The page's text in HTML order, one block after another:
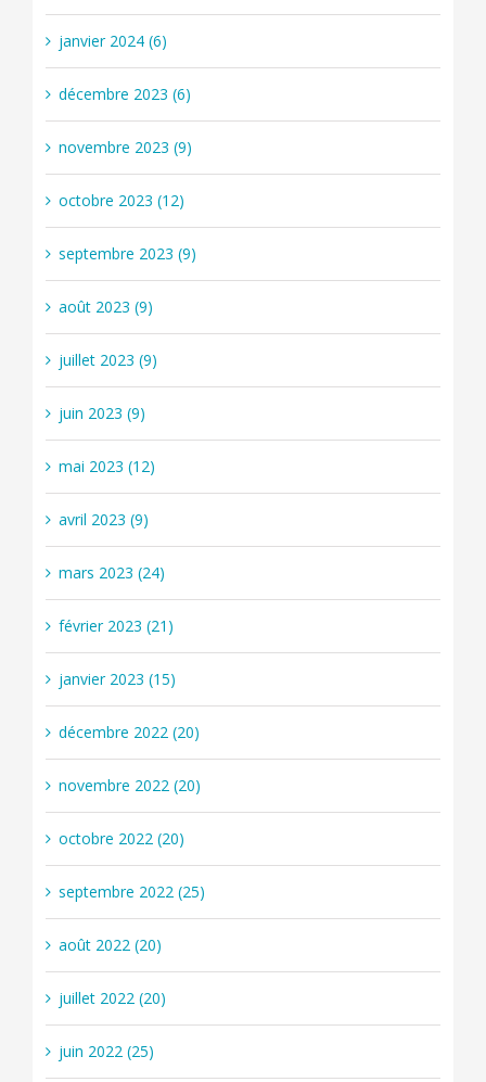
janvier 2024 (6)
décembre 2023 (6)
novembre 2023 (9)
octobre 2023 (12)
septembre 2023 (9)
août 2023 (9)
juillet 2023 (9)
juin 2023 (9)
mai 2023 (12)
avril 2023 (9)
mars 2023 (24)
février 2023 (21)
janvier 2023 (15)
décembre 2022 (20)
novembre 2022 (20)
octobre 2022 (20)
septembre 2022 (25)
août 2022 (20)
juillet 2022 (20)
juin 2022 (25)